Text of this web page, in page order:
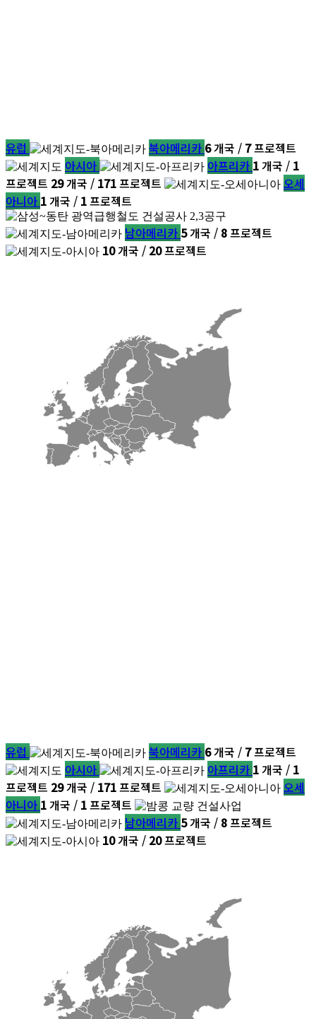
유럽 북아메리카 6개국 / 7프로젝트
아시아
아프리카 1개국 / 1
프로젝트 29개국 / 171프로젝트
오세
아니아 1개국 / 1프로젝트
남아메리카 5개국 / 8프로젝트
10개국 / 20프로젝트
유럽 북아메리카 6개국 / 7프로젝트
아시아
아프리카 1개국 / 1
프로젝트 29개국 / 171프로젝트
오세
아니아 1개국 / 1프로젝트
남아메리카 5개국 / 8프로젝트
10개국 / 20프로젝트